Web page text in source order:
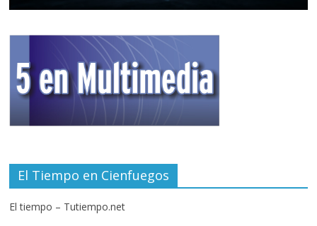
El Tiempo en Cienfuegos
El tiempo – Tutiempo.net